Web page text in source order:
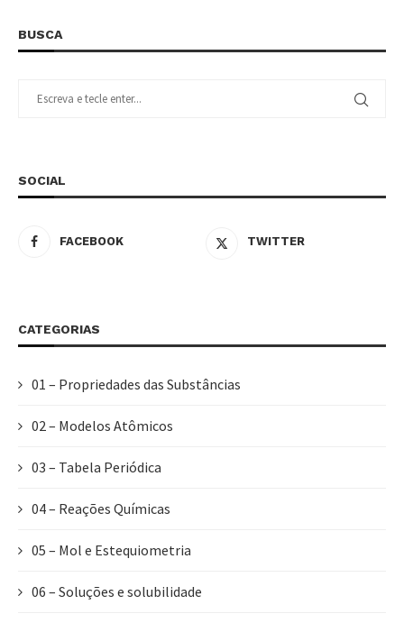
BUSCA
SOCIAL
FACEBOOK TWITTER
CATEGORIAS
01 – Propriedades das Substâncias
02 – Modelos Atômicos
03 – Tabela Periódica
04 – Reações Químicas
05 – Mol e Estequiometria
06 – Soluções e solubilidade